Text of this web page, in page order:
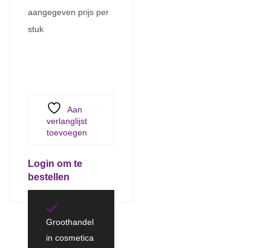
aangegeven prijs per
stuk
Aan
verlanglijst
toevoegen
Login om te
bestellen
Groothandel
in cosmetica